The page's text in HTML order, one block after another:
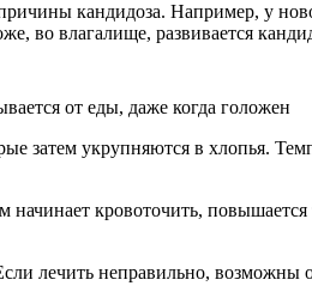
кандидоза. Например, у
во влагалище, развивается
от еды, даже когда голожен
затем укрупняются в хлопья.
кровоточить,
лечить неправильно,